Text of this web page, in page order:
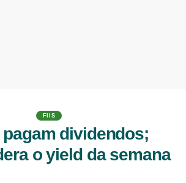
FIIS
pagam dividendos;
o yield da semana